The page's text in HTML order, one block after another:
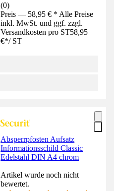
(0)
Preis — 58,95 € * Alle Preise
inkl. MwSt. und ggf. zzgl.
Versandkosten pro ST58,95
€*/ ST
Absperrpfosten Aufsatz
Informationsschild Classic
Edelstahl DIN A4 chrom
Artikel wurde noch nicht
bewertet.